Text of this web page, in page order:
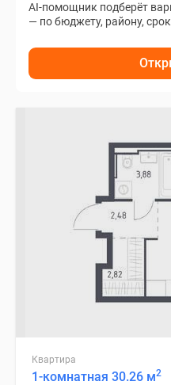
AI-помощник подберёт
— по бюджету, району,
Квартира
1-комнатная 30.26 м2